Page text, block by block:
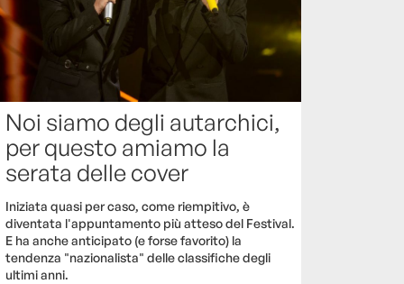
Noi siamo degli autarchici,
per questo amiamo la
serata delle cover
Iniziata quasi per caso, come riempitivo, è
diventata l'appuntamento più atteso del Festival.
E ha anche anticipato (e forse favorito) la
tendenza "nazionalista" delle classifiche degli
ultimi anni.